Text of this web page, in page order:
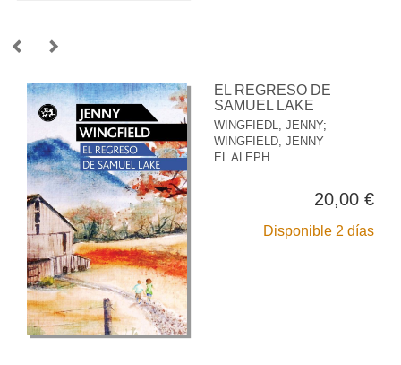
EL REGRESO DE
SAMUEL LAKE
WINGFIEDL, JENNY;
WINGFIELD, JENNY
EL ALEPH
20,00 €
Disponible 2 días